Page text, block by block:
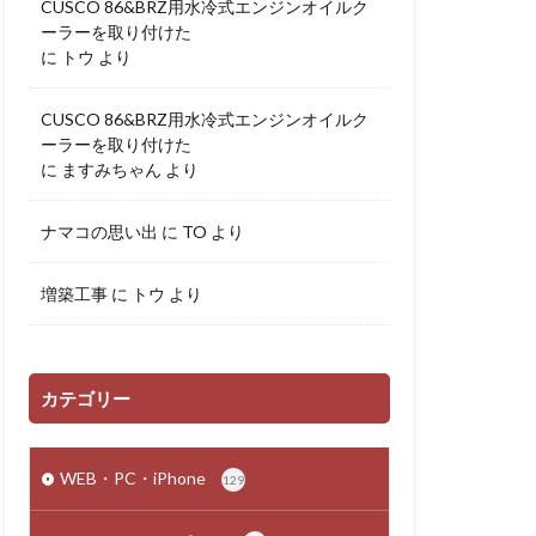
CUSCO 86&BRZ用水冷式エンジンオイルク
ーラーを取り付けた
に トウ より
CUSCO 86&BRZ用水冷式エンジンオイルク
ーラーを取り付けた
に ますみちゃん より
ナマコの思い出 に TO より
増築工事 に トウ より
カテゴリー
WEB・PC・iPhone 129